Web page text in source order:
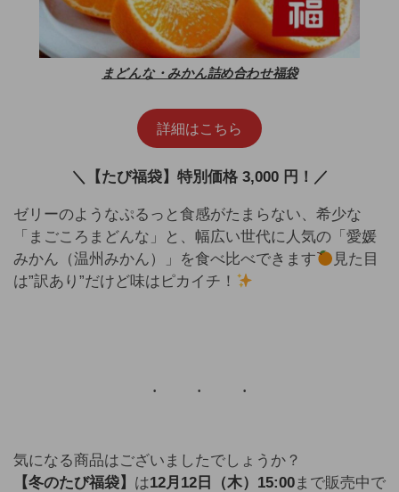
まどんな・みかん詰め合わせ福袋
詳細はこちら
＼【たび福袋】特別価格 3,000 円！／
ゼリーのようなぷるっと食感がたまらない、希少な
「まごころまどんな」と、幅広い世代に人気の「愛媛
みかん（温州みかん）」を食べ比べできます
見た目
は”訳あり”だけど味はピカイチ！
気になる商品はございましたでしょうか？
【冬のたび福袋】 は12月12日（木）15:00まで販売中で